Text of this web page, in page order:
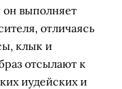
он выполняет
отличаясь
клык и
отсылают к
иудейских и